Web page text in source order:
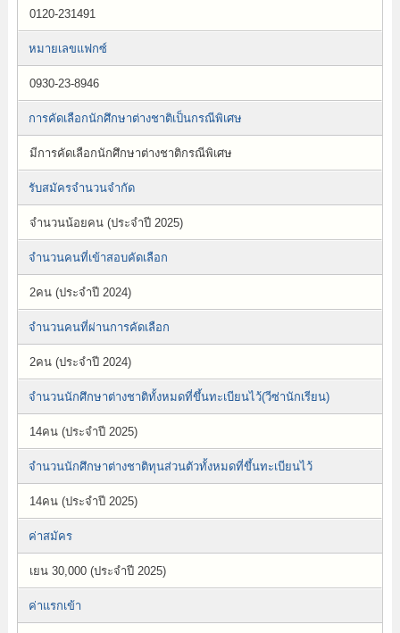
0120-231491
หมายเลขแฟกซ์
0930-23-8946
การคัดเลือกนักศึกษาต่างชาติเป็นกรณีพิเศษ
มีการคัดเลือกนักศึกษาต่างชาติกรณีพิเศษ
รับสมัครจำนวนจำกัด
จำนวนน้อยคน (ประจำปี 2025)
จำนวนคนที่เข้าสอบคัดเลือก
2คน (ประจำปี 2024)
จำนวนคนที่ผ่านการคัดเลือก
2คน (ประจำปี 2024)
จำนวนนักศึกษาต่างชาติทั้งหมดที่ขึ้นทะเบียนไว้(วีซ่านักเรียน)
14คน (ประจำปี 2025)
จำนวนนักศึกษาต่างชาติทุนส่วนตัวทั้งหมดที่ขึ้นทะเบียนไว้
14คน (ประจำปี 2025)
ค่าสมัคร
เยน 30,000 (ประจำปี 2025)
ค่าแรกเข้า